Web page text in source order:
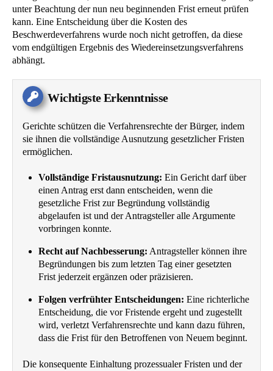
unter Beachtung der nun neu beginnenden Frist erneut prüfen
kann. Eine Entscheidung über die Kosten des
Beschwerdeverfahrens wurde noch nicht getroffen, da diese
vom endgültigen Ergebnis des Wiedereinsetzungsverfahrens
abhängt.
Wichtigste Erkenntnisse
Gerichte schützen die Verfahrensrechte der Bürger, indem
sie ihnen die vollständige Ausnutzung gesetzlicher Fristen
ermöglichen.
Vollständige Fristausnutzung: Ein Gericht darf über
einen Antrag erst dann entscheiden, wenn die
gesetzliche Frist zur Begründung vollständig
abgelaufen ist und der Antragsteller alle Argumente
vorbringen konnte.
Recht auf Nachbesserung: Antragsteller können ihre
Begründungen bis zum letzten Tag einer gesetzten
Frist jederzeit ergänzen oder präzisieren.
Folgen verfrühter Entscheidungen: Eine richterliche
Entscheidung, die vor Fristende ergeht und zugestellt
wird, verletzt Verfahrensrechte und kann dazu führen,
dass die Frist für den Betroffenen von Neuem beginnt.
Die konsequente Einhaltung prozessualer Fristen und der